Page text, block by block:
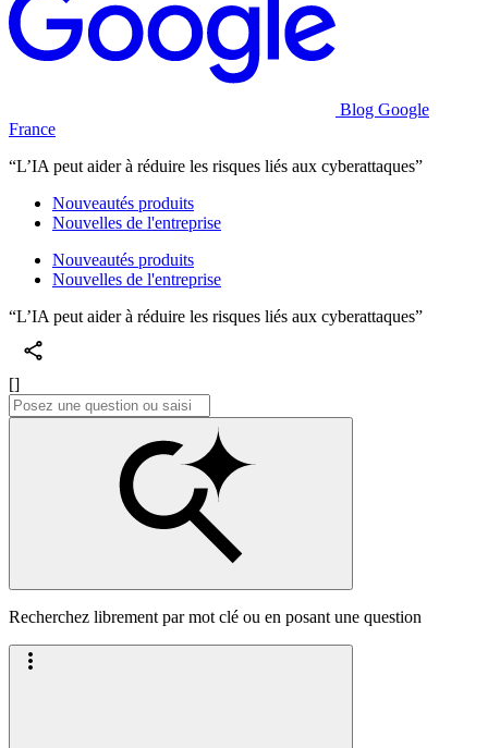
Blog Google
France
“L’IA peut aider à réduire les risques liés aux cyberattaques”
Nouveautés produits
Nouvelles de l'entreprise
Nouveautés produits
Nouvelles de l'entreprise
“L’IA peut aider à réduire les risques liés aux cyberattaques”
[]
Recherchez librement par mot clé ou en posant une question